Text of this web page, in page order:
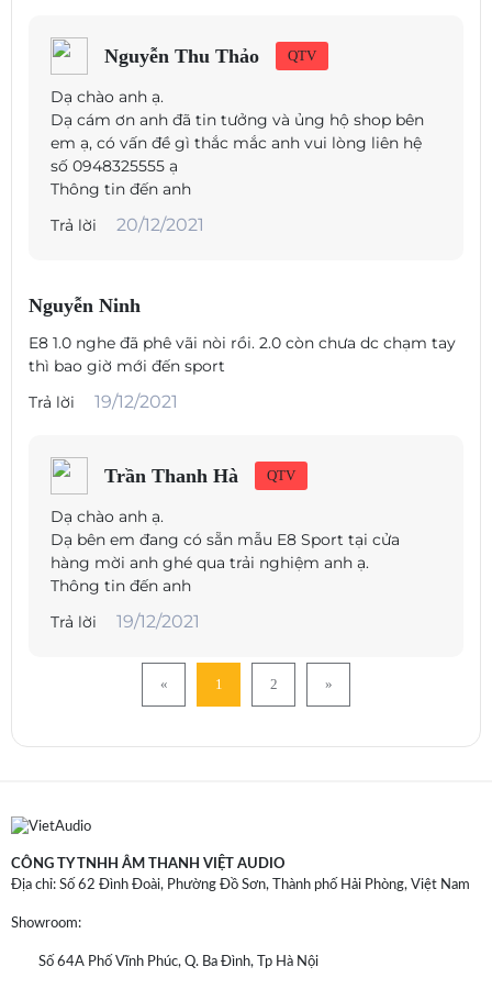
Nguyễn Thu Thảo QTV
Dạ chào anh ạ.
Dạ cám ơn anh đã tin tưởng và ủng hộ shop bên
em ạ, có vấn đề gì thắc mắc anh vui lòng liên hệ
số 0948325555 ạ
Thông tin đến anh
Trả lời
20/12/2021
Nguyễn Ninh
E8 1.0 nghe đã phê vãi nòi rồi. 2.0 còn chưa dc chạm tay
thì bao giờ mới đến sport
Trả lời
19/12/2021
Trần Thanh Hà QTV
Dạ chào anh ạ.
Dạ bên em đang có sẵn mẫu E8 Sport tại cửa
hàng mời anh ghé qua trải nghiệm anh ạ.
Thông tin đến anh
Trả lời
19/12/2021
« 1 2 »
CÔNG TY TNHH ÂM THANH VIỆT AUDIO
Địa chỉ: Số 62 Đình Đoài, Phường Đồ Sơn, Thành phố Hải Phòng, Việt Nam
Showroom:
Số 64A Phố Vĩnh Phúc, Q. Ba Đình, Tp Hà Nội